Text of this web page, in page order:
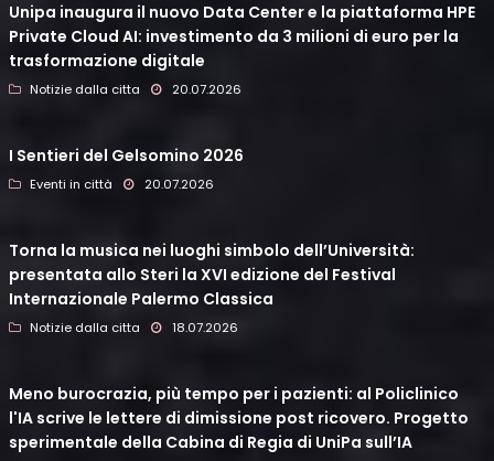
Unipa inaugura il nuovo Data Center e la piattaforma HPE
Private Cloud AI: investimento da 3 milioni di euro per la
trasformazione digitale
Notizie dalla citta 20.07.2026
I Sentieri del Gelsomino 2026
Eventi in città 20.07.2026
Torna la musica nei luoghi simbolo dell’Università:
presentata allo Steri la XVI edizione del Festival
Internazionale Palermo Classica
Notizie dalla citta 18.07.2026
Meno burocrazia, più tempo per i pazienti: al Policlinico
l'IA scrive le lettere di dimissione post ricovero. Progetto
sperimentale della Cabina di Regia di UniPa sull’IA